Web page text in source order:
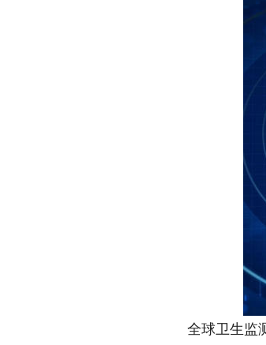
全球卫生监测